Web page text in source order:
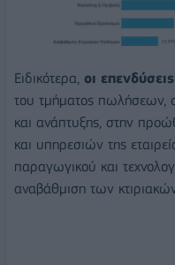
Ειδικότερα, οι
του τμήματος πωλήσεων,
και ανάπτυξης, στην
και υπηρεσιών της
παραγωγικού και
αναβάθμιση των